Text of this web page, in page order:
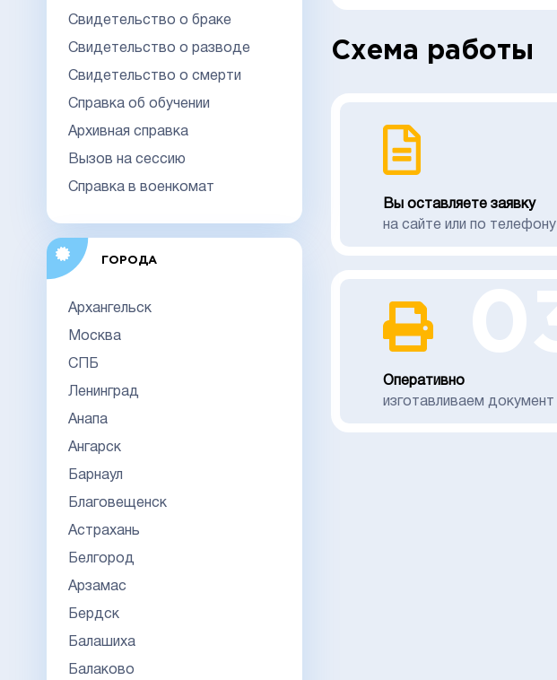
Свидетельство о браке
Свидетельство о разводе
Свидетельство о смерти
Справка об обучении
Архивная справка
Вызов на сессию
Справка в военкомат
ГОРОДА
Архангельск
Москва
СПБ
Ленинград
Анапа
Ангарск
Барнаул
Благовещенск
Астрахань
Белгород
Арзамас
Бердск
Балашиха
Балаково
Схема работы
Вы оставляете заявку
на сайте или по телефону
Оперативно
изготавливаем документ